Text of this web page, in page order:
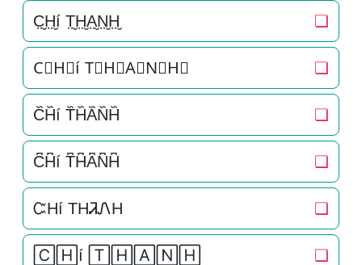
C̤̮H̤̮í T̤̮H̤̮A̤̮N̤̮H̤̮ ❏
C⃘H⃘í T⃘H⃘A⃘N⃘H⃘ ❏
C᷈H᷈í T᷈H᷈A᷈N᷈H᷈ ❏
C͆H͆í T͆H͆A͆N͆H͆ ❏
ᏨHí THᏘᏁH ❏
🄲🄷í 🅃🄷🄰🄽🄷 ❏